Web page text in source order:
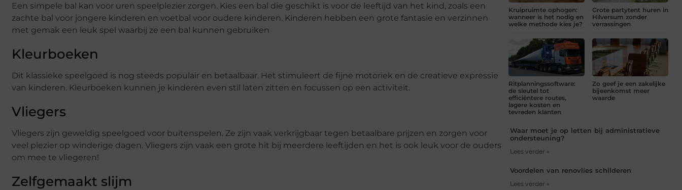
Een simpele bal kan voor uren speelplezier zorgen. Kies een bal die geschikt is voor de leeftijd van het kind, zoals een
zachte bal voor jongere kinderen en voetbal voor oudere kinderen. Kinderen hebben een grote fantasie en verzinnen
met gemak een leuk spel waarbij ze een bal kunnen gebruiken
Kleurboeken
Dit klassieke speelgoed is nog steeds populair en betaalbaar. Het stimuleert de fijne motoriek en de creatieve expressie
van kinderen. Kleurboeken kunnen je kinderen even stil laten zitten en focussen op een activiteit.
Vliegers
Vliegers zijn geweldig speelgoed voor buitenspelen. Ze zijn vaak verkrijgbaar tegen betaalbare prijzen en zorgen voor
veel plezier op winderige dagen. Vliegers zijn vaak een grote hit bij meerdere leeftijden en het is ook leuk voor de ouders
om mee te vliegeren!
Zelfgemaakt slijm
Kruipruimte ophogen:
wanneer is het nodig en
welke methode kies je?
Grote partytent huren in
Hilversum zonder
verrassingen
Ritplanningssoftware:
de sleutel tot
efficiëntere routes,
lagere kosten en
tevreden klanten
Zo geef je een zakelijke
bijeenkomst meer
waarde
Waar moet je op letten bij administratieve
ondersteuning?
Lees verder »
Voordelen van renovlies schilderen
Lees verder »